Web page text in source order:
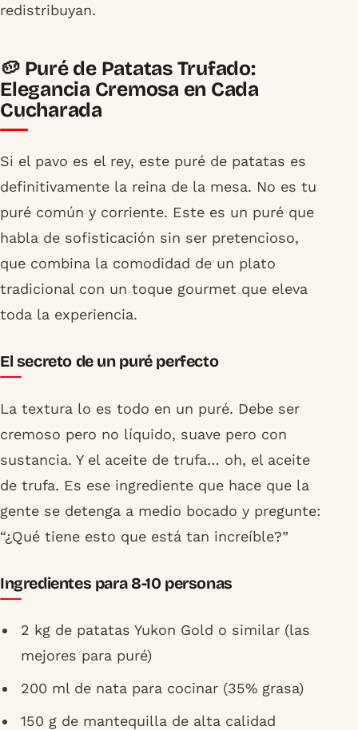
redistribuyan.
🥔 Puré de Patatas Trufado:
Elegancia Cremosa en Cada
Cucharada
Si el pavo es el rey, este puré de patatas es
definitivamente la reina de la mesa. No es tu
puré común y corriente. Este es un puré que
habla de sofisticación sin ser pretencioso,
que combina la comodidad de un plato
tradicional con un toque gourmet que eleva
toda la experiencia.
El secreto de un puré perfecto
La textura lo es todo en un puré. Debe ser
cremoso pero no líquido, suave pero con
sustancia. Y el aceite de trufa… oh, el aceite
de trufa. Es ese ingrediente que hace que la
gente se detenga a medio bocado y pregunte:
“¿Qué tiene esto que está tan increíble?”
Ingredientes para 8-10 personas
2 kg de patatas Yukon Gold o similar (las
mejores para puré)
200 ml de nata para cocinar (35% grasa)
150 g de mantequilla de alta calidad